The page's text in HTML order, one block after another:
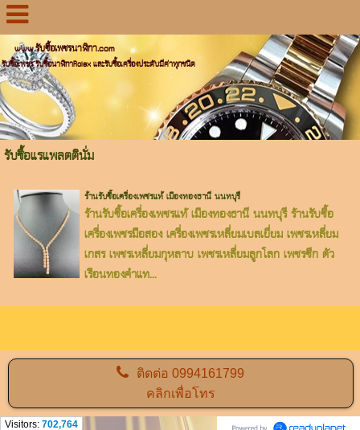
www.รับซื้อเพชรนาฬิกา.com
รับซื้อเพชร รับซื้อนาฬิกาRolex และรับซื้อเครื่องประดับมีค่าทุกชนิด
รับซื้อแรแพลตตินั่ม
ร้านรับซื้อเครื่องเพชรแท้ เมืองทองธานี นนทบุรี
ร้านรับซื้อเครื่องเพชรแท้ เมืองทองธานี นนทบุรี ร้านรับซื้อ
เครื่องเพชรมืือสอง เครื่องเพชรเหลี่ยมเบลเยี่ยม เพชรเหลี่ยม
เกสร เพชรเหลี่ยมกุหลาบ เพชรเหลี่ยมลูกโลก เพชรซีก ตัว
เรือนทองคำแท...
ติดต่อ0994161799
คลิกเพื่อโทร
Visitors: 702,764